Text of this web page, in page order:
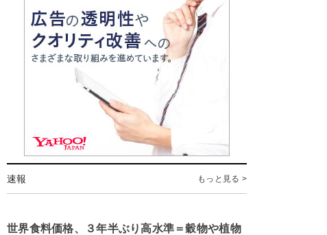
速報 もっと見る >
世界食料価格、３年半ぶり高水準＝穀物や植物